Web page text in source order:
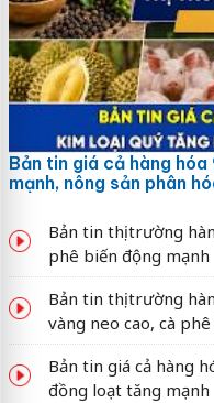
Bản tin giá cả hàng
mạnh, nông sản phân
Bản tin thị trường
phê biến động mạnh
Bản tin thị trường
vàng neo cao, cà
Bản tin giá cả hàng
đồng loạt tăng mạnh